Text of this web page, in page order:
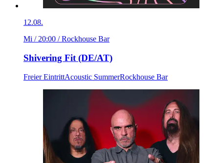
12.08.
Mi / 20:00 / Rockhouse Bar
Shivering Fit (DE/AT)
Freier EintrittAcoustic SummerRockhouse Bar